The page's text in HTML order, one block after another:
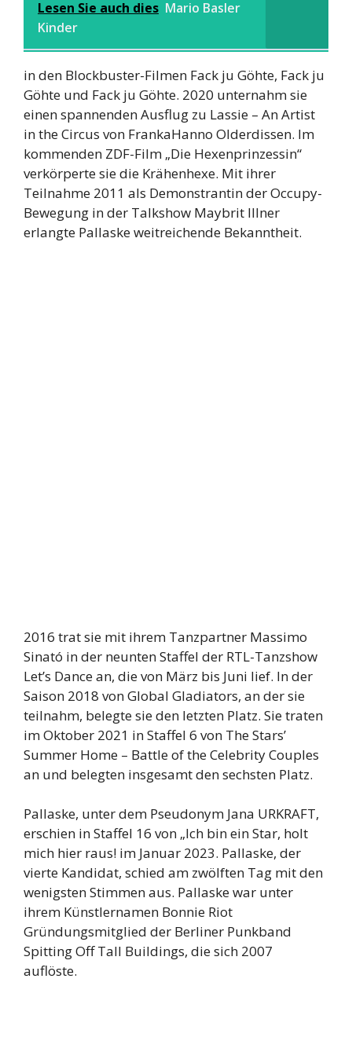
Lesen Sie auch dies Mario Basler
Kinder
in den Blockbuster-Filmen Fack ju Göhte, Fack ju
Göhte und Fack ju Göhte. 2020 unternahm sie
einen spannenden Ausflug zu Lassie – An Artist
in the Circus von FrankaHanno Olderdissen. Im
kommenden ZDF-Film „Die Hexenprinzessin“
verkörperte sie die Krähenhexe. Mit ihrer
Teilnahme 2011 als Demonstrantin der Occupy-
Bewegung in der Talkshow Maybrit Illner
erlangte Pallaske weitreichende Bekanntheit.
2016 trat sie mit ihrem Tanzpartner Massimo
Sinató in der neunten Staffel der RTL-Tanzshow
Let’s Dance an, die von März bis Juni lief. In der
Saison 2018 von Global Gladiators, an der sie
teilnahm, belegte sie den letzten Platz. Sie traten
im Oktober 2021 in Staffel 6 von The Stars’
Summer Home – Battle of the Celebrity Couples
an und belegten insgesamt den sechsten Platz.
Pallaske, unter dem Pseudonym Jana URKRAFT,
erschien in Staffel 16 von „Ich bin ein Star, holt
mich hier raus! im Januar 2023. Pallaske, der
vierte Kandidat, schied am zwölften Tag mit den
wenigsten Stimmen aus. Pallaske war unter
ihrem Künstlernamen Bonnie Riot
Gründungsmitglied der Berliner Punkband
Spitting Off Tall Buildings, die sich 2007
auflöste.